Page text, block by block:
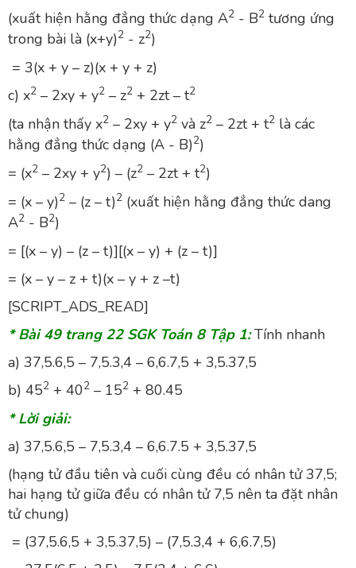
(xuất hiện hằng đẳng thức dạng A2 - B2 tương ứng
trong bài là (x+y)2 - z2)
= 3(x + y – z)(x + y + z)
c) x2 – 2xy + y2 – z2 + 2zt – t2
(ta nhận thấy x2 – 2xy + y2 và z2 – 2zt + t2 là các
hằng đẳng thức dạng (A - B)2)
= (x2 – 2xy + y2) – (z2 – 2zt + t2)
= (x – y)2 – (z – t)2 (xuất hiện hằng đẳng thức dang
A2 - B2)
= [(x – y) – (z – t)][(x – y) + (z – t)]
= (x – y – z + t)(x – y + z –t)
[SCRIPT_ADS_READ]
* Bài 49 trang 22 SGK Toán 8 Tập 1:Tính nhanh
a) 37,5.6,5 – 7,5.3,4 – 6,6.7,5 + 3,5.37,5
b) 452 + 402 – 152 + 80.45
* Lời giải:
a) 37,5.6,5 – 7,5.3,4 – 6,6.7.5 + 3,5.37,5
(hạng tử đầu tiên và cuối cùng đều có nhân tử 37,5;
hai hạng tử giữa đều có nhân tử 7,5 nên ta đặt nhân
tử chung)
= (37,5.6,5 + 3,5.37,5) – (7,5.3,4 + 6,6.7,5)